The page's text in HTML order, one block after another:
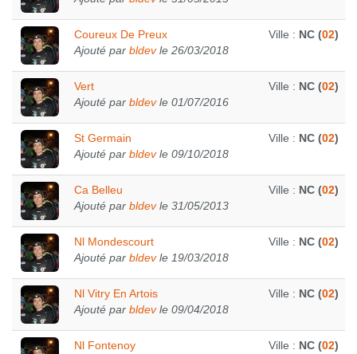
Coureux De Preux
Ajouté par bldevle 26/03/2018
Ville : NC (02)
Vert
Ajouté par bldevle 01/07/2016
Ville : NC (02)
St Germain
Ajouté par bldevle 09/10/2018
Ville : NC (02)
Ca Belleu
Ajouté par bldevle 31/05/2013
Ville : NC (02)
Nl Mondescourt
Ajouté par bldevle 19/03/2018
Ville : NC (02)
Nl Vitry En Artois
Ajouté par bldevle 09/04/2018
Ville : NC (02)
Nl Fontenoy
Ville : NC (02)